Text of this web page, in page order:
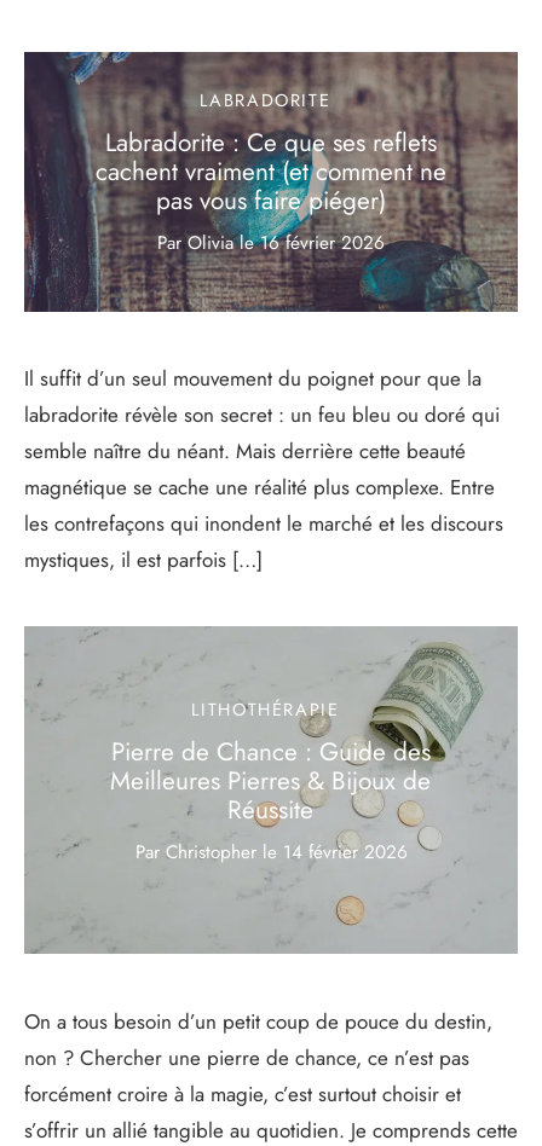
LABRADORITE
Labradorite : Ce que ses reflets
cachent vraiment (et comment ne
pas vous faire piéger)
Par Oliviale16 février 2026
Il suffit d’un seul mouvement du poignet pour que la
labradorite révèle son secret : un feu bleu ou doré qui
semble naître du néant. Mais derrière cette beauté
magnétique se cache une réalité plus complexe. Entre
les contrefaçons qui inondent le marché et les discours
mystiques, il est parfois […]
LITHOTHÉRAPIE
Pierre de Chance : Guide des
Meilleures Pierres & Bijoux de
Réussite
Par Christopherle 14 février 2026
On a tous besoin d’un petit coup de pouce du destin,
non ? Chercher une pierre de chance, ce n’est pas
forcément croire à la magie, c’est surtout choisir et
s’offrir un allié tangible au quotidien. Je comprends cette